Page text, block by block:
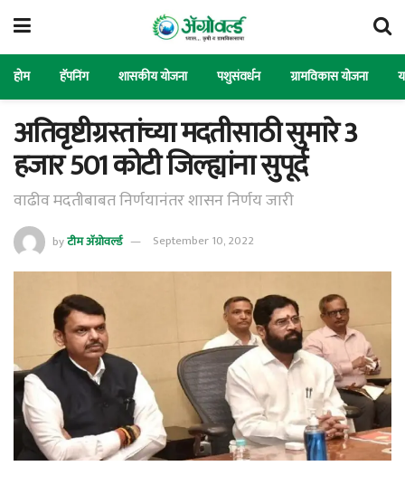
होम हॅपनिंग शासकीय योजना पशुसंवर्धन ग्रामविकास योजना
अतिवृष्टीग्रस्तांच्या मदतीसाठी सुमारे 3
हजार 501 कोटी जिल्ह्यांना सुपूर्द
वाढीव मदतीबाबत निर्णयानंतर शासन निर्णय जारी
byटीम ॲग्रोवर्ल्ड September 10, 2022